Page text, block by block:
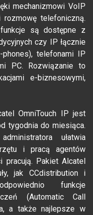
mechanizmowi VoIP
telefoniczną.
są dostępne z
czy IP łącznie
telefonami IP
PC. Rozwiązanie to
e-biznesowymi,
OmniTouch IP jest
tygodnia do miesiąca.
ułatwia
i pracą agentów
Pakiet Alcatel
jak CCdistribution i
funkcje
(Automatic Call
a także najlepsze w